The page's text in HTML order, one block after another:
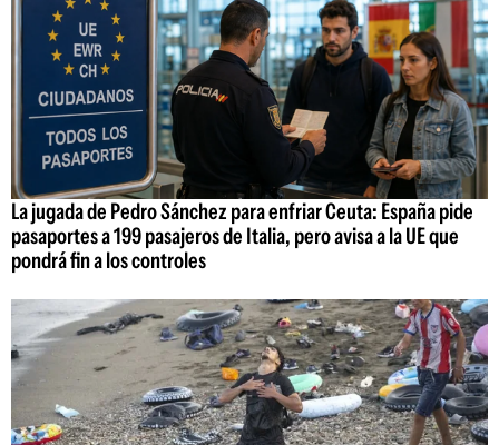
La jugada de Pedro Sánchez para enfriar Ceuta: España pide
pasaportes a 199 pasajeros de Italia, pero avisa a la UE que
pondrá fin a los controles